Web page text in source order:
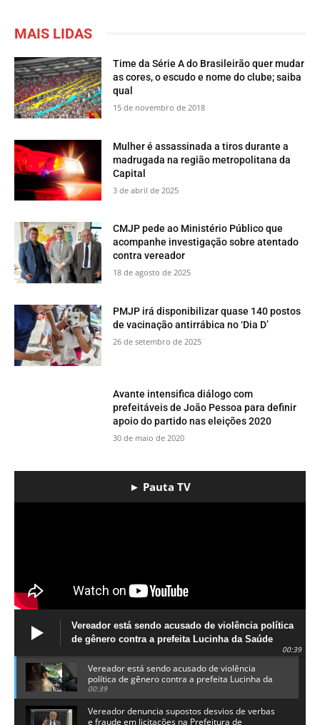
MAIS LIDAS
Time da Série A do Brasileirão quer mudar
as cores, o escudo e nome do clube; saiba
qual
15 de novembro de 2018
Mulher é assassinada a tiros durante a
madrugada na região metropolitana da
Capital
3 de abril de 2025
CMJP pede ao Ministério Público que
acompanhe investigação sobre atentado
contra vereador
18 de agosto de 2025
PMJP irá disponibilizar quase 140 postos
de vacinação antirrábica no ‘Dia D’
26 de setembro de 2025
Avante intensifica diálogo com
prefeitáveis de João Pessoa para definir
apoio do partido nas eleições 2020
30 de maio de 2020
► Pauta TV
Vereador está sendo acusado de violência política
de gênero contra a prefeita Lucinha da Saúde
00:39
Vereador está sendo acusado de violência
política de gênero contra a prefeita Lucinha da
Saúde
00:39
Vereador denuncia supostos desvios de verbas
e fraude em licitações na Prefeitura de